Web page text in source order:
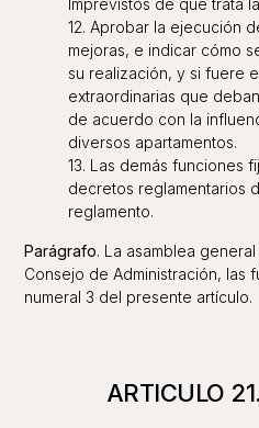
Imprevistos de que trata
12. Aprobar la ejecución
mejoras, e indicar cómo
su realización, y si fuere
extraordinarias que
de acuerdo con la
diversos apartamentos.
13. Las demás funciones
decretos reglamentarios
reglamento.
Parágrafo. La asamblea
Consejo de Administración, las
numeral 3 del presente artículo.
ARTICULO